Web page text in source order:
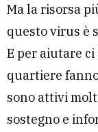
Ma la risorsa
questo virus è
E per aiutare
quartiere
sono attivi
sostegno e